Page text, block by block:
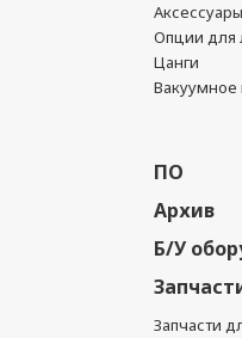
Опции для
Цанги
Вакуумное
ПО
Архив
Б/У
Запчасти